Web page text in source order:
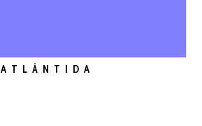
A T L Á N T I D A